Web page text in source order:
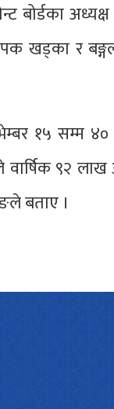
बोर्डका
खड्का र
१५ सम्म ४०
वार्षिक ९२
बताए ।